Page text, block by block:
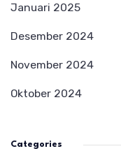
Januari 2025
Desember 2024
November 2024
Oktober 2024
Categories